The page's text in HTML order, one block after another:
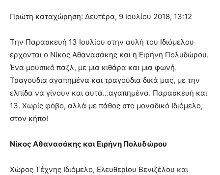
Πρώτη καταχώρηση: Δευτέρα, 9 Ιουλίου 2018, 13:12
Tην Παρασκευή 13 Ιουλίου στην αυλή του Ιδιόμελου
έρχονται ο Νίκος Αθανασάκης και η Ειρήνη Πολυδώρου.
Ένα μουσικό παζλ, με μια κιθάρα και μια φωνή.
Τραγούδια αγαπημένα και τραγούδια δικά μας, με την
ελπίδα να γίνουν και αυτά…αγαπημένα. Παρασκευή και
13. Χωρίς φόβο, αλλά με πάθος στο μοναδικό Ιδιόμελο,
στον κήπο!
Νίκος Αθανασάκης και Ειρήνη Πολυδώρου
Χώρος Τέχνης Ιδιόμελο, Ελευθερίου Βενιζέλου και